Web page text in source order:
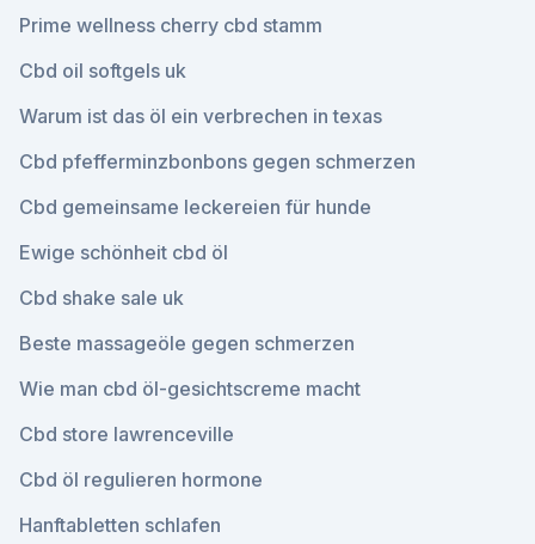
Prime wellness cherry cbd stamm
Cbd oil softgels uk
Warum ist das öl ein verbrechen in texas
Cbd pfefferminzbonbons gegen schmerzen
Cbd gemeinsame leckereien für hunde
Ewige schönheit cbd öl
Cbd shake sale uk
Beste massageöle gegen schmerzen
Wie man cbd öl-gesichtscreme macht
Cbd store lawrenceville
Cbd öl regulieren hormone
Hanftabletten schlafen